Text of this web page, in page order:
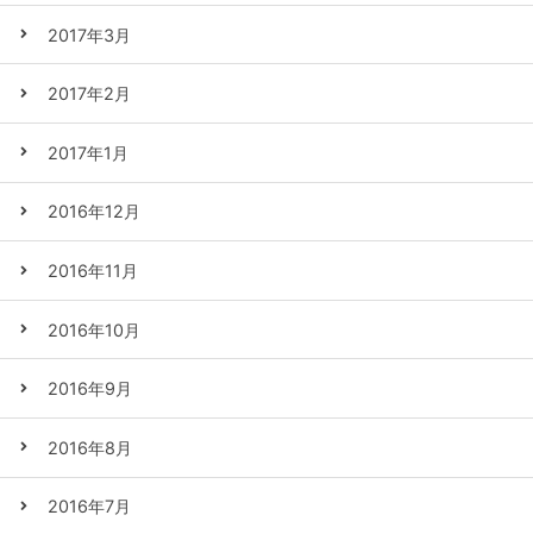
2017年3月
2017年2月
2017年1月
2016年12月
2016年11月
2016年10月
2016年9月
2016年8月
2016年7月